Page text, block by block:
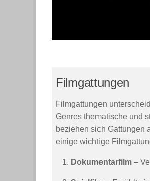
Filmgattungen
Filmgattungen
Genres thematische und
beziehen sich Gattungen
einige wichtige
Dokumentarfilm –